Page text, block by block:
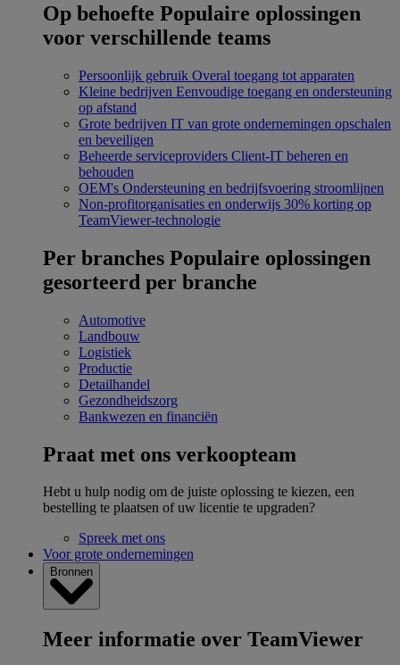
Op behoefte Populaire oplossingen
voor verschillende teams
Persoonlijk gebruik Overal toegang tot apparaten
Kleine bedrijven Eenvoudige toegang en ondersteuning
op afstand
Grote bedrijven IT van grote ondernemingen opschalen
en beveiligen
Beheerde serviceproviders Client-IT beheren en
behouden
OEM's Ondersteuning en bedrijfsvoering stroomlijnen
Non-profitorganisaties en onderwijs 30% korting op
TeamViewer-technologie
Per branches Populaire oplossingen
gesorteerd per branche
Automotive
Landbouw
Logistiek
Productie
Detailhandel
Gezondheidszorg
Bankwezen en financiën
Praat met ons verkoopteam
Hebt u hulp nodig om de juiste oplossing te kiezen, een
bestelling te plaatsen of uw licentie te upgraden?
Spreek met ons
Voor grote ondernemingen
Bronnen
Meer informatie over TeamViewer